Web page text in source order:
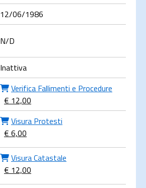
12/06/1986
N/D
Inattiva
Verifica Fallimenti e Procedure
€ 12,00
Visura Protesti
€ 6,00
Visura Catastale
€ 12,00